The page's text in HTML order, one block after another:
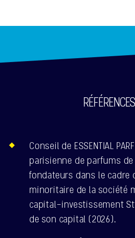
RÉFÉRENCES
Conseil de ESSENTIAL
parisienne de parfums
fondateurs dans le cadre
minoritaire de la société
capital-investissement
de son capital (2026).